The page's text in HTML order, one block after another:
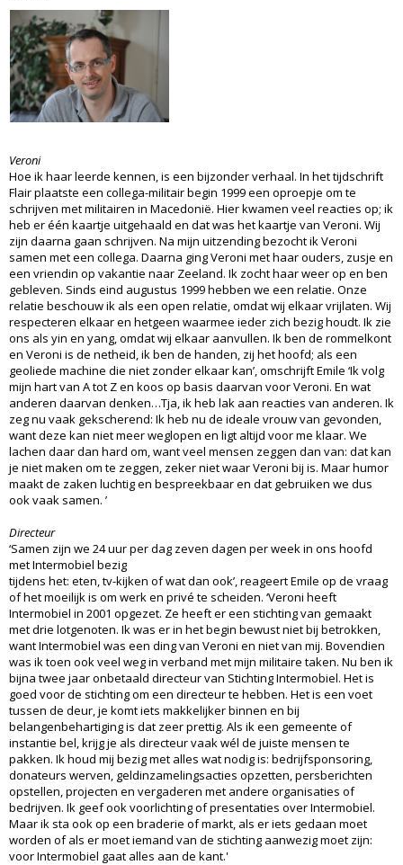
Veroni
Hoe ik haar leerde kennen, is een bijzonder verhaal. In het tijdschrift
Flair plaatste een collega-militair begin 1999 een oproepje om te
schrijven met militairen in Macedonië. Hier kwamen veel reacties op; ik
heb er één kaartje uitgehaald en dat was het kaartje van Veroni. Wij
zijn daarna gaan schrijven. Na mijn uitzending bezocht ik Veroni
samen met een collega. Daarna ging Veroni met haar ouders, zusje en
een vriendin op vakantie naar Zeeland. Ik zocht haar weer op en ben
gebleven. Sinds eind augustus 1999 hebben we een relatie. Onze
relatie beschouw ik als een open relatie, omdat wij elkaar vrijlaten. Wij
respecteren elkaar en hetgeen waarmee ieder zich bezig houdt. Ik zie
ons als yin en yang, omdat wij elkaar aanvullen. Ik ben de rommelkont
en Veroni is de netheid, ik ben de handen, zij het hoofd; als een
geoliede machine die niet zonder elkaar kan’, omschrijft Emile ‘Ik volg
mijn hart van A tot Z en koos op basis daarvan voor Veroni. En wat
anderen daarvan denken…Tja, ik heb lak aan reacties van anderen. Ik
zeg nu vaak gekscherend: Ik heb nu de ideale vrouw van gevonden,
want deze kan niet meer weglopen en ligt altijd voor me klaar. We
lachen daar dan hard om, want veel mensen zeggen dan van: dat kan
je niet maken om te zeggen, zeker niet waar Veroni bij is. Maar humor
maakt de zaken luchtig en bespreekbaar en dat gebruiken we dus
ook vaak samen. ’
Directeur
‘Samen zijn we 24 uur per dag zeven dagen per week in ons hoofd
met Intermobiel bezig
tijdens het: eten, tv-kijken of wat dan ook’, reageert Emile op de vraag
of het moeilijk is om werk en privé te scheiden. ‘Veroni heeft
Intermobiel in 2001 opgezet. Ze heeft er een stichting van gemaakt
met drie lotgenoten. Ik was er in het begin bewust niet bij betrokken,
want Intermobiel was een ding van Veroni en niet van mij. Bovendien
was ik toen ook veel weg in verband met mijn militaire taken. Nu ben ik
bijna twee jaar onbetaald directeur van Stichting Intermobiel. Het is
goed voor de stichting om een directeur te hebben. Het is een voet
tussen de deur, je komt iets makkelijker binnen en bij
belangenbehartiging is dat zeer prettig. Als ik een gemeente of
instantie bel, krijg je als directeur vaak wél de juiste mensen te
pakken. Ik houd mij bezig met alles wat nodig is: bedrijfsponsoring,
donateurs werven, geldinzamelingsacties opzetten, persberichten
opstellen, projecten en vergaderen met andere organisaties of
bedrijven. Ik geef ook voorlichting of presentaties over Intermobiel.
Maar ik sta ook op een braderie of markt, als er iets gedaan moet
worden of als er moet iemand van de stichting aanwezig moet zijn:
voor Intermobiel gaat alles aan de kant.'